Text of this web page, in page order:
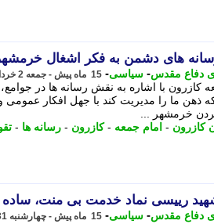
های دشمن به فکر اشغال
دفاع مقدس- سیاسی- 15 ماه پیش - جمعه 2 خرداد 1404، 17:15
کازرون با اشاره به نقش رسانه ها در
ذهن ما را مدیریت کند با جهل افکار عمومی
خرمشهر ...
کازرون - امام جمعه -کازرون - رسانه ها -
رییسی نماد خدمت بی منت، ساده
دفاع مقدس- سیاسی- 15 ماه پیش - چهارشنبه 31 اردیبهشت 1404، 07:40